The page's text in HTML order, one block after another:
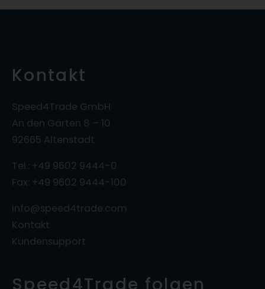
Kontakt
Speed4Trade GmbH
An den Gärten 8 – 10
92665 Altenstadt
Tel.: +49 9602 9444-0
Fax: +49 9602 9444-100
info@speed4trade.com
Kontakt
Kundensupport